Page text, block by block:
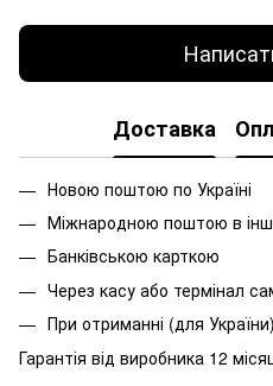
Доставка
Новою поштою по Україні
Міжнародною поштою в
Банківською карткою
Через касу або термінал
При отриманні (для України)
Гарантія від виробника 12